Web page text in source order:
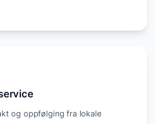
og oppfølging fra lokale